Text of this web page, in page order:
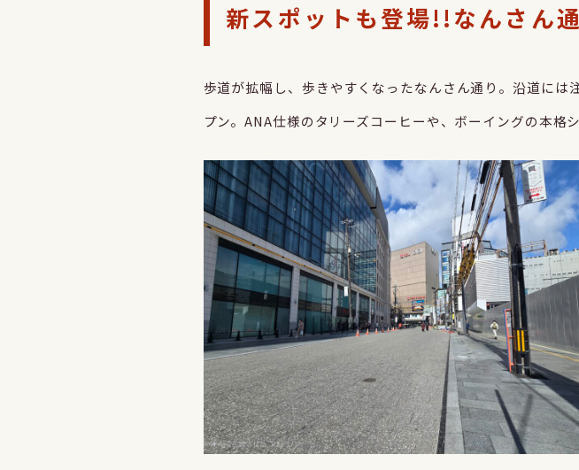
新スポットも登場!!なんさん
歩道が拡幅し、歩きやすくなったなんさん通り。沿道には
プン。ANA仕様のタリーズコーヒーや、ボーイングの本